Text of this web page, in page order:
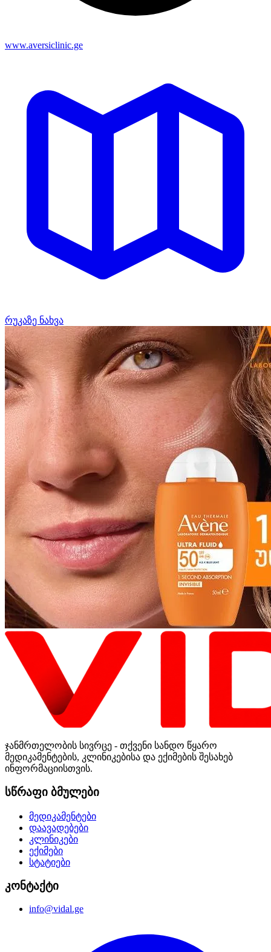
www.aversiclinic.ge
რუკაზე ნახვა
ჯანმრთელობის სივრცე - თქვენი სანდო წყარო
მედიკამენტების, კლინიკებისა და ექიმების შესახებ
ინფორმაციისთვის.
სწრაფი ბმულები
მედიკამენტები
დაავადებები
კლინიკები
ექიმები
სტატიები
კონტაქტი
info@vidal.ge